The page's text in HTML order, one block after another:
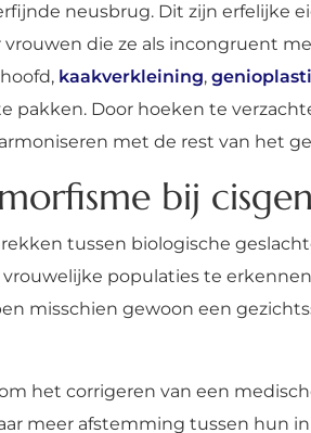
neusbrug. Dit zijn erfelijke
die ze als incongruent
kaakverkleining,
pakken. Door hoeken te
met de rest van het
bij
tussen biologische
populaties te
misschien gewoon een
het corrigeren van een
meer afstemming tussen hun